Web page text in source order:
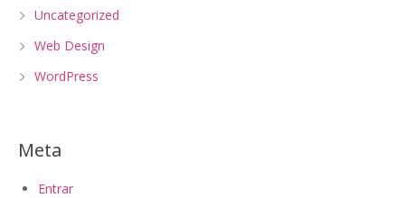
Uncategorized
Web Design
WordPress
Meta
Entrar